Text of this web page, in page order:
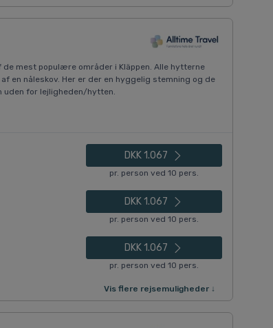
mest populære områder i Kläppen. Alle hytterne
en nåleskov. Her er der en hyggelig stemning og de
uden for lejligheden/hytten.
DKK 1.067
pr. person ved 10 pers.
DKK 1.067
pr. person ved 10 pers.
DKK 1.067
pr. person ved 10 pers.
Vis flere rejsemuligheder ↓